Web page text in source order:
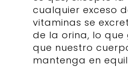
cualquier exceso
vitaminas se
de la orina, lo que
que nuestro
mantenga en